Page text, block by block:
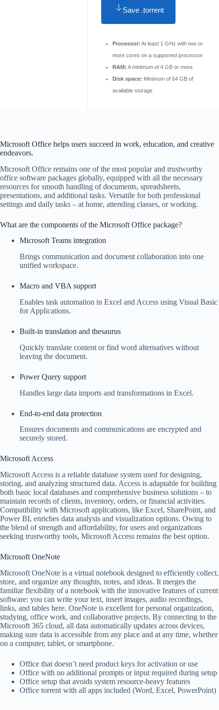
Save .torrent
Processor: At least 1 GHz with two or
more cores on a supported processor
RAM: A minimum of 4 GB or more
Disk space: Minimum of 64 GB of
available storage
Microsoft Office helps users succeed in work, education, and creative
endeavors.
Microsoft Office remains one of the most popular and trustworthy
office software packages globally, equipped with all the necessary
resources for smooth handling of documents, spreadsheets,
presentations, and additional tasks. Versatile for both professional
settings and daily tasks – at home, attending classes, or working.
What are the components of the Microsoft Office package?
Microsoft Teams integration
Brings communication and document collaboration into one
unified workspace.
Macro and VBA support
Enables task automation in Excel and Access using Visual Basic
for Applications.
Built-in translation and thesaurus
Quickly translate content or find word alternatives without
leaving the document.
Power Query support
Handles large data imports and transformations in Excel.
End-to-end data protection
Ensures documents and communications are encrypted and
securely stored.
Microsoft Access
Microsoft Access is a reliable database system used for designing,
storing, and analyzing structured data. Access is adaptable for building
both basic local databases and comprehensive business solutions – to
maintain records of clients, inventory, orders, or financial activities.
Compatibility with Microsoft applications, like Excel, SharePoint, and
Power BI, enriches data analysis and visualization options. Owing to
the blend of strength and affordability, for users and organizations
seeking trustworthy tools, Microsoft Access remains the best option.
Microsoft OneNote
Microsoft OneNote is a virtual notebook designed to efficiently collect,
store, and organize any thoughts, notes, and ideas. It merges the
familiar flexibility of a notebook with the innovative features of current
software: you can write your text, insert images, audio recordings,
links, and tables here. OneNote is excellent for personal organization,
studying, office work, and collaborative projects. By connecting to the
Microsoft 365 cloud, all data automatically updates across devices,
making sure data is accessible from any place and at any time, whether
on a computer, tablet, or smartphone.
Office that doesn’t need product keys for activation or use
Office with no additional prompts or input required during setup
Office setup that avoids system resource-heavy features
Office torrent with all apps included (Word, Excel, PowerPoint)